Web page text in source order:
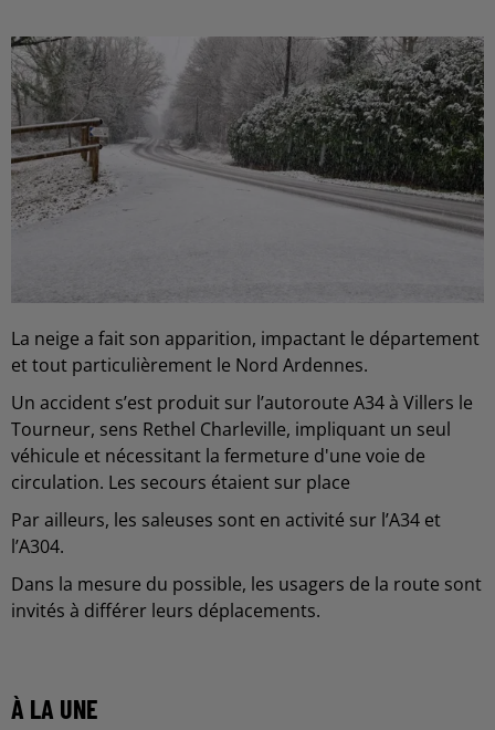
La neige a fait son apparition, impactant le département
et tout particulièrement le Nord Ardennes.
Un accident s’est produit sur l’autoroute A34 à Villers le
Tourneur, sens Rethel Charleville, impliquant un seul
véhicule et nécessitant la fermeture d'une voie de
circulation. Les secours étaient sur place
Par ailleurs, les saleuses sont en activité sur l’A34 et
l’A304.
Dans la mesure du possible, les usagers de la route sont
invités à différer leurs déplacements.
À LA UNE